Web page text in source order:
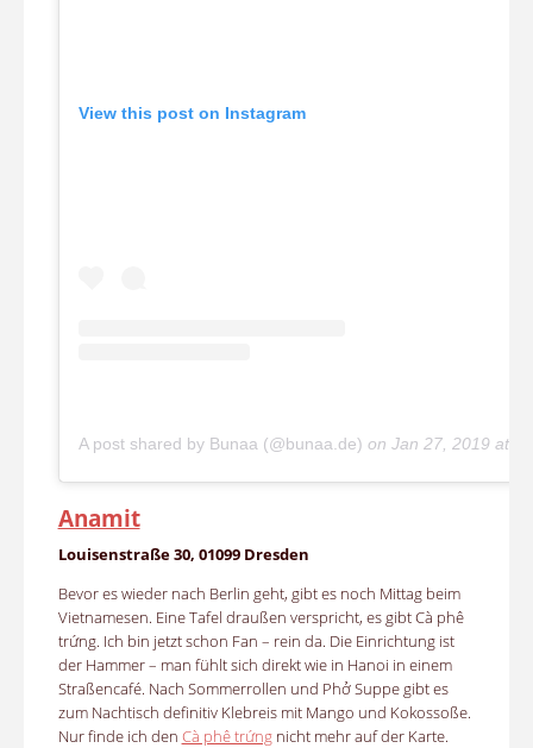
View this post on Instagram
A post shared by Bunaa (@bunaa.de) on Jan 27, 2019 at
Anamit
Louisenstraße 30, 01099 Dresden
Bevor es wieder nach Berlin geht, gibt es noch Mittag beim
Vietnamesen. Eine Tafel draußen verspricht, es gibt Cà phê
trứng. Ich bin jetzt schon Fan – rein da. Die Einrichtung ist
der Hammer – man fühlt sich direkt wie in Hanoi in einem
Straßencafé. Nach Sommerrollen und Phở Suppe gibt es
zum Nachtisch definitiv Klebreis mit Mango und Kokossoße.
Nur finde ich den Cà phê trứngnicht mehr auf der Karte.